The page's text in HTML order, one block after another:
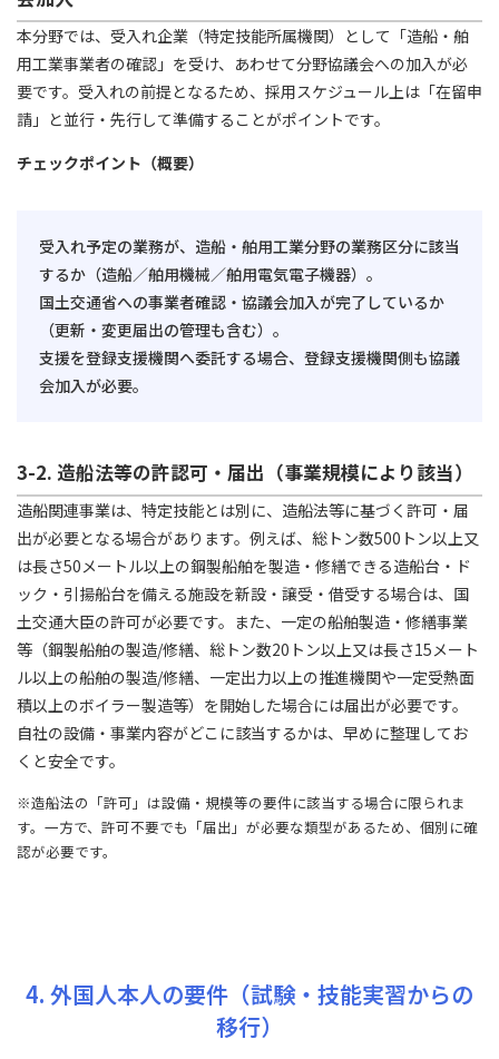
本分野では、受入れ企業（特定技能所属機関）として「造船・舶
用工業事業者の確認」を受け、あわせて分野協議会への加入が必
要です。受入れの前提となるため、採用スケジュール上は「在留申
請」と並行・先行して準備することがポイントです。
チェックポイント（概要）
受入れ予定の業務が、造船・舶用工業分野の業務区分に該当
するか（造船／舶用機械／舶用電気電子機器）。
国土交通省への事業者確認・協議会加入が完了しているか
（更新・変更届出の管理も含む）。
支援を登録支援機関へ委託する場合、登録支援機関側も協議
会加入が必要。
3-2. 造船法等の許認可・届出（事業規模により該当）
造船関連事業は、特定技能とは別に、造船法等に基づく許可・届
出が必要となる場合があります。例えば、総トン数500トン以上又
は長さ50メートル以上の鋼製船舶を製造・修繕できる造船台・ド
ック・引揚船台を備える施設を新設・譲受・借受する場合は、国
土交通大臣の許可が必要です。また、一定の船舶製造・修繕事業
等（鋼製船舶の製造/修繕、総トン数20トン以上又は長さ15メート
ル以上の船舶の製造/修繕、一定出力以上の推進機関や一定受熱面
積以上のボイラー製造等）を開始した場合には届出が必要です。
自社の設備・事業内容がどこに該当するかは、早めに整理してお
くと安全です。
※造船法の「許可」は設備・規模等の要件に該当する場合に限られま
す。一方で、許可不要でも「届出」が必要な類型があるため、個別に確
認が必要です。
4. 外国人本人の要件（試験・技能実習からの
移行）